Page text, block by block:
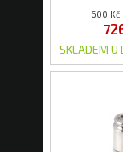
600 Kč
SKLADEM U